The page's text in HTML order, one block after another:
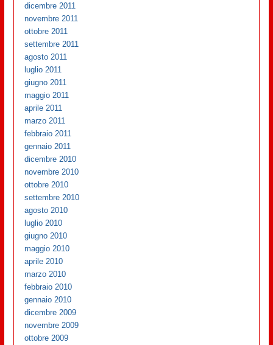
dicembre 2011
novembre 2011
ottobre 2011
settembre 2011
agosto 2011
luglio 2011
giugno 2011
maggio 2011
aprile 2011
marzo 2011
febbraio 2011
gennaio 2011
dicembre 2010
novembre 2010
ottobre 2010
settembre 2010
agosto 2010
luglio 2010
giugno 2010
maggio 2010
aprile 2010
marzo 2010
febbraio 2010
gennaio 2010
dicembre 2009
novembre 2009
ottobre 2009